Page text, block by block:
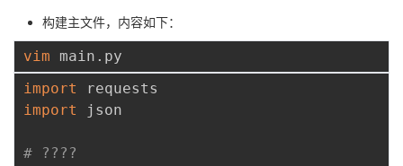
构建主文件，内容如下：
vim
import
import
json
# ????